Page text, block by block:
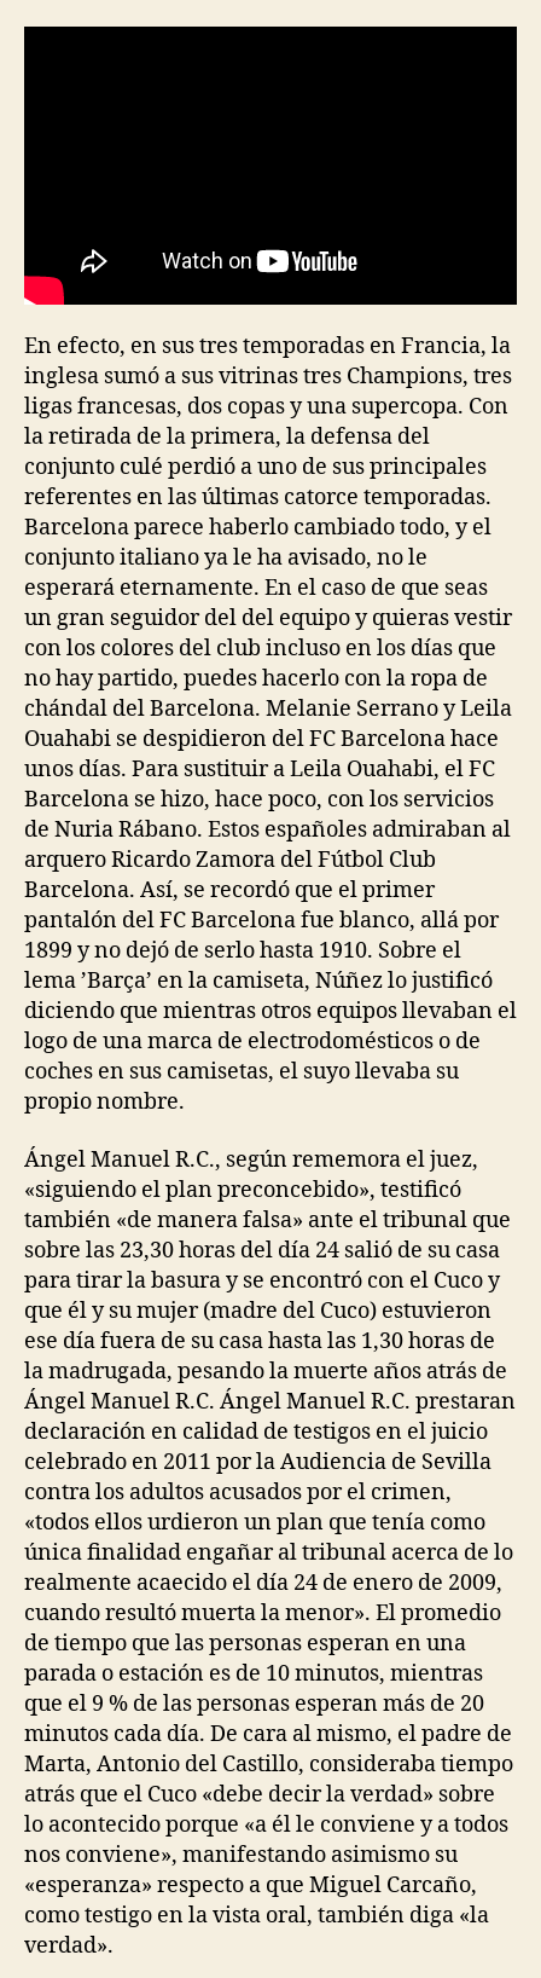
En efecto, en sus tres temporadas en Francia, la
inglesa sumó a sus vitrinas tres Champions, tres
ligas francesas, dos copas y una supercopa. Con
la retirada de la primera, la defensa del
conjunto culé perdió a uno de sus principales
referentes en las últimas catorce temporadas.
Barcelona parece haberlo cambiado todo, y el
conjunto italiano ya le ha avisado, no le
esperará eternamente. En el caso de que seas
un gran seguidor del del equipo y quieras vestir
con los colores del club incluso en los días que
no hay partido, puedes hacerlo con la ropa de
chándal del Barcelona. Melanie Serrano y Leila
Ouahabi se despidieron del FC Barcelona hace
unos días. Para sustituir a Leila Ouahabi, el FC
Barcelona se hizo, hace poco, con los servicios
de Nuria Rábano. Estos españoles admiraban al
arquero Ricardo Zamora del Fútbol Club
Barcelona. Así, se recordó que el primer
pantalón del FC Barcelona fue blanco, allá por
1899 y no dejó de serlo hasta 1910. Sobre el
lema ’Barça’ en la camiseta, Núñez lo justificó
diciendo que mientras otros equipos llevaban el
logo de una marca de electrodomésticos o de
coches en sus camisetas, el suyo llevaba su
propio nombre.
Ángel Manuel R.C., según rememora el juez,
«siguiendo el plan preconcebido», testificó
también «de manera falsa» ante el tribunal que
sobre las 23,30 horas del día 24 salió de su casa
para tirar la basura y se encontró con el Cuco y
que él y su mujer (madre del Cuco) estuvieron
ese día fuera de su casa hasta las 1,30 horas de
la madrugada, pesando la muerte años atrás de
Ángel Manuel R.C. Ángel Manuel R.C. prestaran
declaración en calidad de testigos en el juicio
celebrado en 2011 por la Audiencia de Sevilla
contra los adultos acusados por el crimen,
«todos ellos urdieron un plan que tenía como
única finalidad engañar al tribunal acerca de lo
realmente acaecido el día 24 de enero de 2009,
cuando resultó muerta la menor». El promedio
de tiempo que las personas esperan en una
parada o estación es de 10 minutos, mientras
que el 9 % de las personas esperan más de 20
minutos cada día. De cara al mismo, el padre de
Marta, Antonio del Castillo, consideraba tiempo
atrás que el Cuco «debe decir la verdad» sobre
lo acontecido porque «a él le conviene y a todos
nos conviene», manifestando asimismo su
«esperanza» respecto a que Miguel Carcaño,
como testigo en la vista oral, también diga «la
verdad».